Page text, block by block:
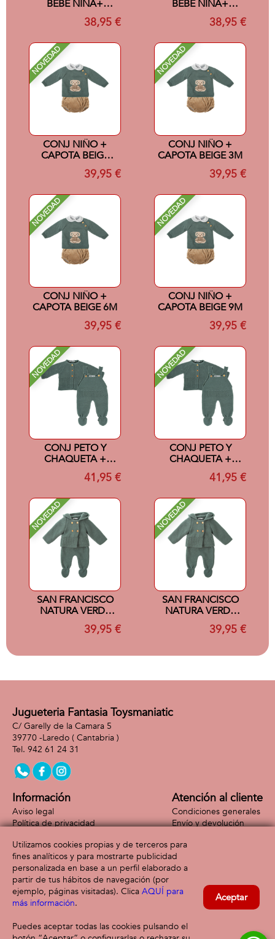
BEBE NIÑA+
CAPOTA
ESCAPADA UNICO
38,95 €
BEBE NIÑA+
CAPOTA
ESCAPADA UNICO
38,95 €
NOVEDAD
CONJ NIÑO +
CAPOTA BEIGE
39,95 €
NOVEDAD
CONJ NIÑO +
CAPOTA BEIGE 3M
39,95 €
NOVEDAD
CONJ NIÑO +
CAPOTA BEIGE 6M
39,95 €
NOVEDAD
CONJ NIÑO +
CAPOTA BEIGE 9M
39,95 €
NOVEDAD
CONJ PETO Y
CHAQUETA +
CAPOTA NATURA
VERDE 6M41,95 €
NOVEDAD
CONJ PETO Y
CHAQUETA +
CAPOTA NATURA
VERDE 9M41,95 €
NOVEDAD
SAN FRANCISCO
NATURA VERDE
39,95 €
NOVEDAD
SAN FRANCISCO
NATURA VERDE
39,95 €
Jugueteria Fantasia Toysmaniatic
C/ Garelly de la Camara 5
39770 -Laredo ( Cantabria )
942 61 24 31
Información
Aviso legal
Política de privacidad
Atención al cliente
Condiciones generales
Envío y devolución
Formas de pago
Utilizamos cookies propias y de terceros para
fines analíticos y para mostrarte publicidad
personalizada en base a un perfil elaborado a
partir de tus hábitos de navegación (por
ejemplo, páginas visitadas). Clica AQUÍ para
más información.
Puedes aceptar todas las cookies pulsando el
Aceptar